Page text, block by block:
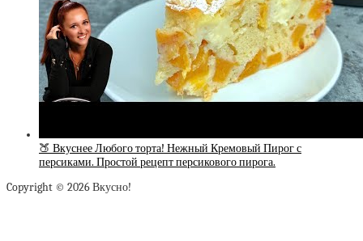
🍑 Вкуснее Любого торта! Нежный Кремовый Пирог с
персиками. Простой рецепт персикового пирога.
Copyright © 2026 Вкусно!